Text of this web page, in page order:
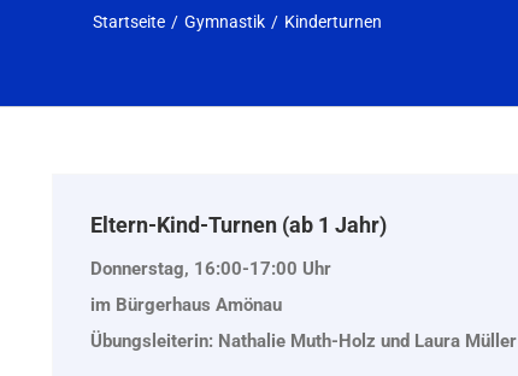
Startseite / Gymnastik / Kinderturnen
Eltern-Kind-Turnen (ab 1 Jahr)
Donnerstag, 16:00-17:00 Uhr
im Bürgerhaus Amönau
Übungsleiterin: Nathalie Muth-Holz und Laura Müller